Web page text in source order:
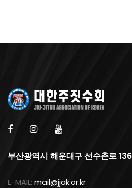
부산광역시 해운대구 선수촌로
E-MAIL: mail@jjak.or.kr